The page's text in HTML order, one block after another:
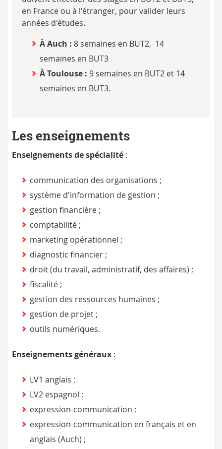
en France ou à l'étranger, pour valider leurs
années d'études.
À Auch : 8 semaines en BUT2, 14
semaines en BUT3
À Toulouse : 9 semaines en BUT2 et 14
semaines en BUT3.
Les enseignements
Enseignements de spécialité :
communication des organisations ;
système d'information de gestion ;
gestion financière ;
comptabilité ;
marketing opérationnel ;
diagnostic financier ;
droit (du travail, administratif, des affaires) ;
fiscalité ;
gestion des ressources humaines ;
gestion de projet ;
outils numériques.
Enseignements généraux :
LV1 anglais ;
LV2 espagnol ;
expression-communication ;
expression-communication en français et en
anglais (Auch) ;